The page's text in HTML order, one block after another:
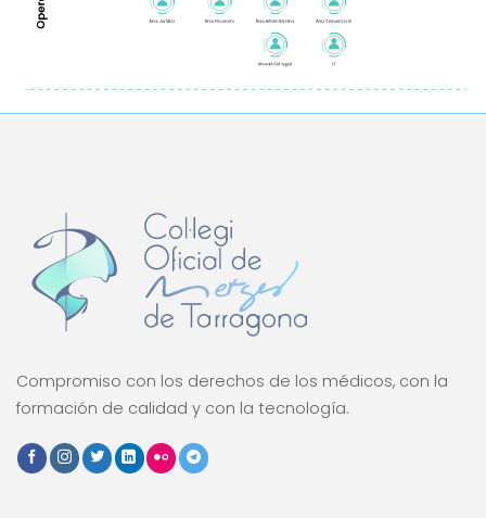
Compromiso con los derechos de los médicos, con la
formación de calidad y con la tecnología.